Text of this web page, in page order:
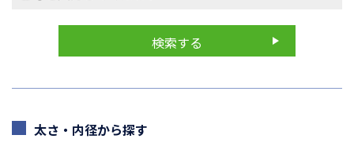
太さ・内径から探す